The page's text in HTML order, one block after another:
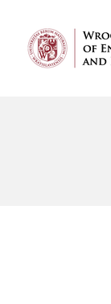
głównej
treści